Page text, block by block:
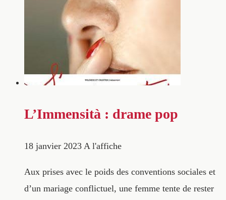
L’Immensità : drame pop
18 janvier 2023 A l'affiche
Aux prises avec le poids des conventions sociales et
d’un mariage conflictuel, une femme tente de rester